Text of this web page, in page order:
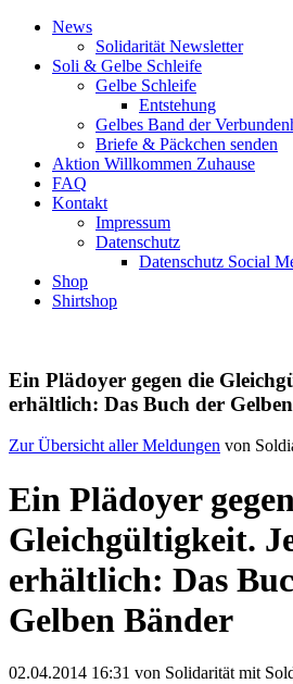
News
Solidarität Newsletter
Soli & Gelbe Schleife
Gelbe Schleife
Entstehung
Gelbes Band der
Briefe & Päckchen senden
Aktion Willkommen Zuhause
FAQ
Kontakt
Impressum
Datenschutz
Datenschutz Social
Shop
Shirtshop
Ein Plädoyer gegen die
erhältlich: Das Buch der
Zur Übersicht aller Meldungen von
Ein Plädoyer
Gleichgültigkeit.
erhältlich: Das
Gelben Bänder
02.04.2014 16:31 von Solidarität mit